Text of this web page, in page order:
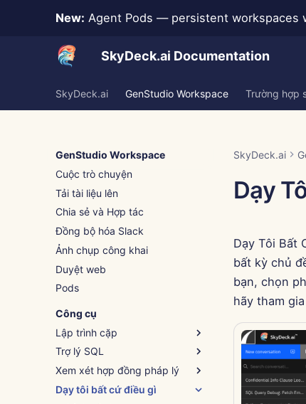
New: Agent Pods — persistent
SkyDeck.ai Documentation
SkyDeck.ai GenStudio Workspace Trường hợp
GenStudio Workspace
Cuộc trò chuyện
Tải tài liệu lên
Chia sẻ và Hợp tác
Đồng bộ hóa Slack
Ảnh chụp công khai
Duyệt web
Pods
Công cụ
Lập trình cặp
Cách sử dụng
Ví dụ – Hỗ trợ kịch bản Python
Trợ lý SQL
Cách sử dụng
Ví dụ – Gỡ lỗi truy vấn
Xem xét hợp đồng pháp lý
Cách sử dụng
Dạy tôi bất cứ điều gì
SkyDeck.ai
Dạy
Dạy Tôi Bất
bất kỳ chủ
bạn, chọn
hãy tham